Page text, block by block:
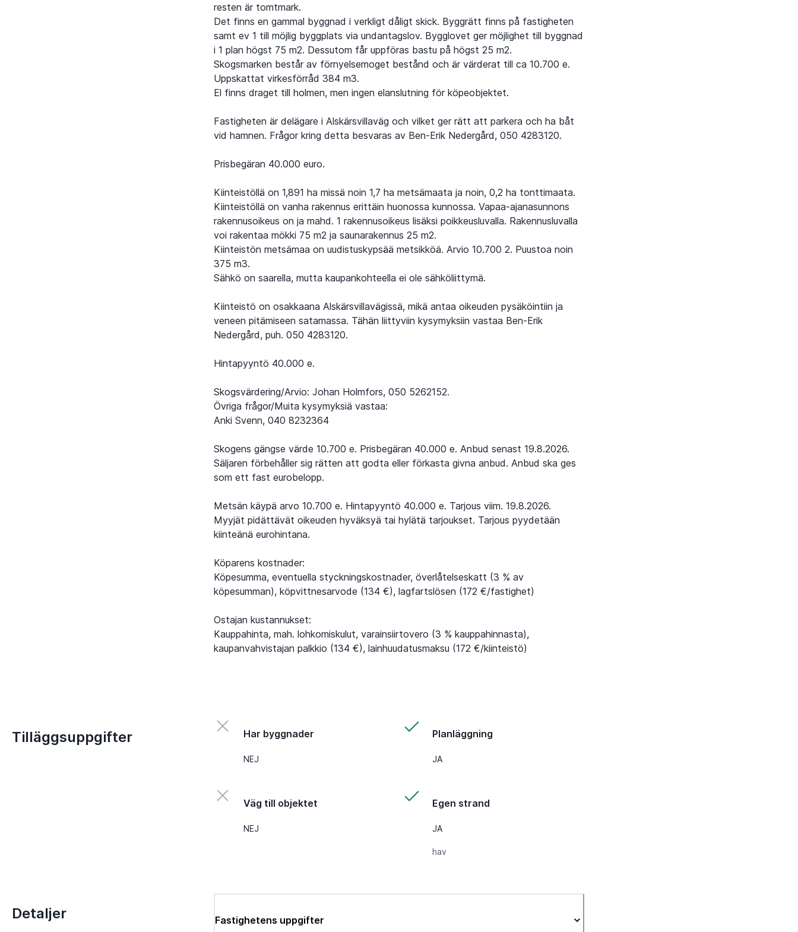
resten är tomtmark.
Det finns en gammal byggnad i verkligt dåligt skick. Byggrätt finns på fastigheten
samt ev 1 till möjlig byggplats via undantagslov. Bygglovet ger möjlighet till byggnad
i 1 plan högst 75 m2. Dessutom får uppföras bastu på högst 25 m2.
Skogsmarken består av förnyelsemoget bestånd och är värderat till ca 10.700 e.
Uppskattat virkesförråd 384 m3.
El finns draget till holmen, men ingen elanslutning för köpeobjektet.
Fastigheten är delägare i Alskärsvillaväg och vilket ger rätt att parkera och ha båt
vid hamnen. Frågor kring detta besvaras av Ben-Erik Nedergård, 050 4283120.
Prisbegäran 40.000 euro.
Kiinteistöllä on 1,891 ha missä noin 1,7 ha metsämaata ja noin, 0,2 ha tonttimaata.
Kiinteistöllä on vanha rakennus erittäin huonossa kunnossa. Vapaa-ajanasunnons
rakennusoikeus on ja mahd. 1 rakennusoikeus lisäksi poikkeusluvalla. Rakennusluvalla
voi rakentaa mökki 75 m2 ja saunarakennus 25 m2.
Kiinteistön metsämaa on uudistuskypsää metsikköä. Arvio 10.700 2. Puustoa noin
375 m3.
Sähkö on saarella, mutta kaupankohteella ei ole sähköliittymä.
Kiinteistö on osakkaana Alskärsvillavägissä, mikä antaa oikeuden pysäköintiin ja
veneen pitämiseen satamassa. Tähän liittyviin kysymyksiin vastaa Ben-Erik
Nedergård, puh. 050 4283120.
Hintapyyntö 40.000 e.
Skogsvärdering/Arvio: Johan Holmfors, 050 5262152.
Övriga frågor/Muita kysymyksiä vastaa:
Anki Svenn, 040 8232364
Skogens gängse värde 10.700 e. Prisbegäran 40.000 e. Anbud senast 19.8.2026.
Säljaren förbehåller sig rätten att godta eller förkasta givna anbud. Anbud ska ges
som ett fast eurobelopp.
Metsän käypä arvo 10.700 e. Hintapyyntö 40.000 e. Tarjous viim. 19.8.2026.
Myyjät pidättävät oikeuden hyväksyä tai hylätä tarjoukset. Tarjous pyydetään
kiinteänä eurohintana.
Köparens kostnader:
Köpesumma, eventuella styckningskostnader, överlåtelseskatt (3 % av
köpesumman), köpvittnesarvode (134 €), lagfartslösen (172 €/fastighet)
Ostajan kustannukset:
Kauppahinta, mah. lohkomiskulut, varainsiirtovero (3 % kauppahinnasta),
kaupanvahvistajan palkkio (134 €), lainhuudatusmaksu (172 €/kiinteistö)
Tilläggsuppgifter Har byggnader
NEJ
Planläggning
JA
Väg till objektet
NEJ
Egen strand
JA
hav
Detaljer Fastighetens uppgifter